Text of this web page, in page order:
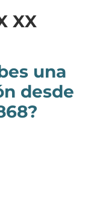
XX
una
desde